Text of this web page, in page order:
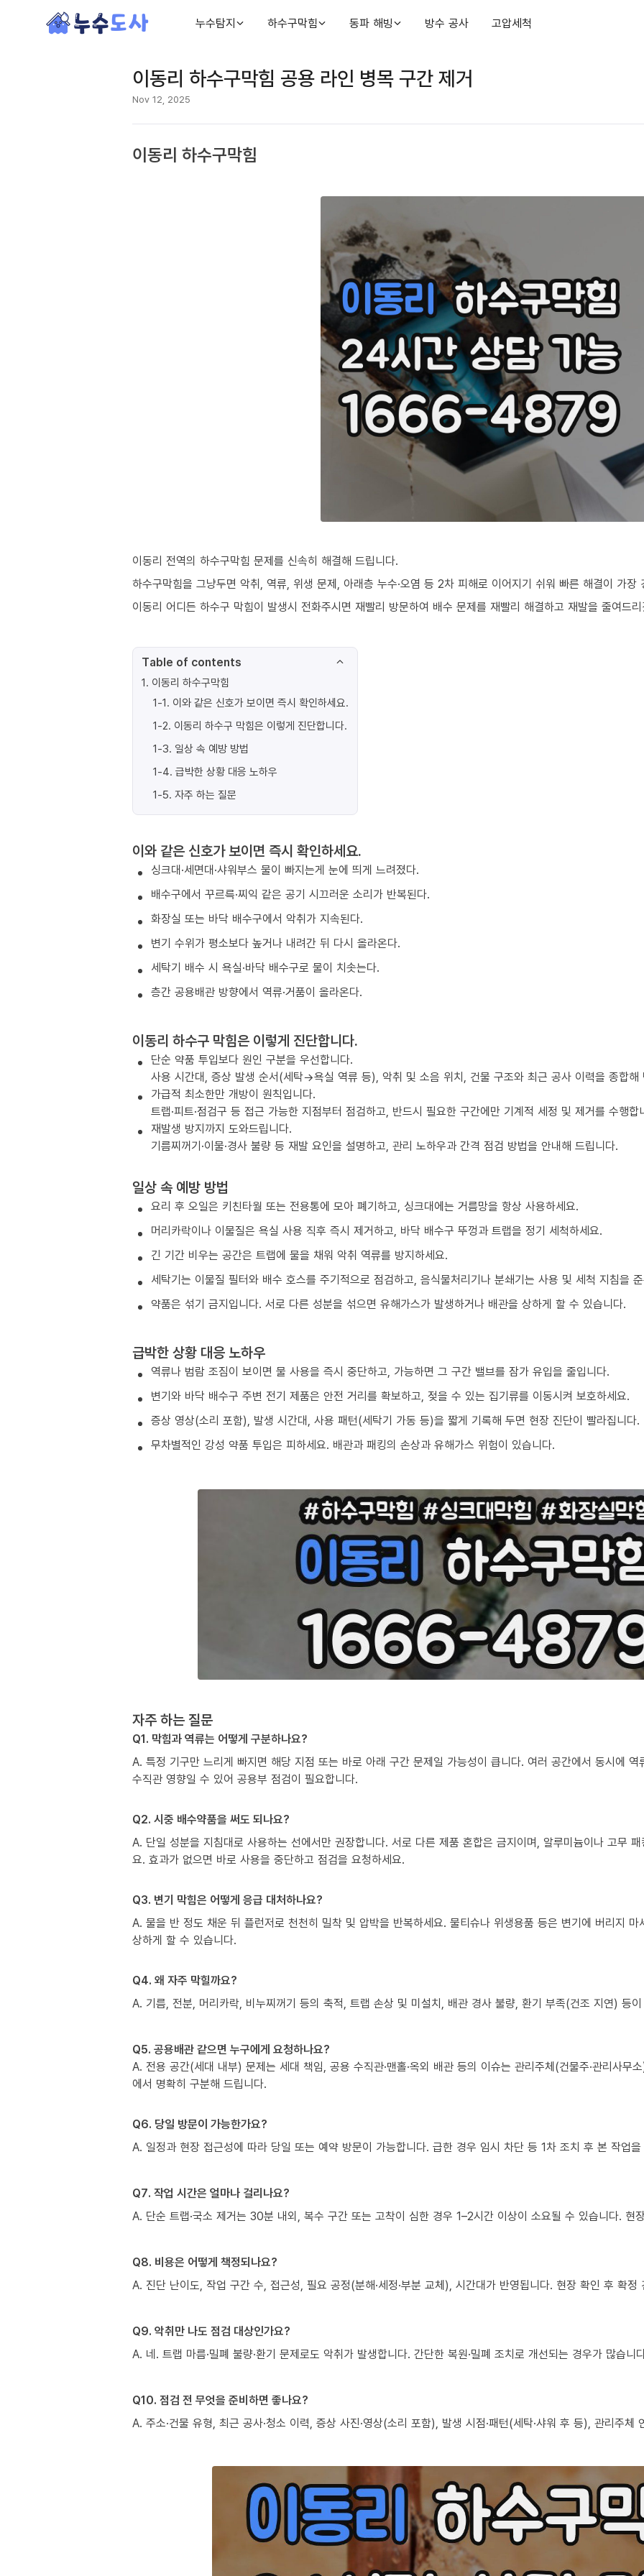
누수탐지 하수구막힘 동파 해빙 방수 공사 고압세척
이동리 하수구막힘 공용 라인 병목 구간 제거
Nov 12, 2025
이동리 하수구막힘
이동리 전역의 하수구막힘 문제를 신속히 해결해 드립니다.
하수구막힘을 그냥두면 악취, 역류, 위생 문제, 아래층 누수·오염 등 2차 피해로 이어지기 쉬워 빠른 해결이 가장
이동리 어디든 하수구 막힘이 발생시 전화주시면 재빨리 방문하여 배수 문제를 재빨리 해결하고 재발을 줄여드
Table of contents
1. 이동리 하수구막힘
1-1. 이와 같은 신호가 보이면 즉시 확인하세요.
1-2. 이동리 하수구 막힘은 이렇게 진단합니다.
1-3. 일상 속 예방 방법
1-4. 급박한 상황 대응 노하우
1-5. 자주 하는 질문
이와 같은 신호가 보이면 즉시 확인하세요.
싱크대·세면대·샤워부스 물이 빠지는게 눈에 띄게 느려졌다.
배수구에서 꾸르륵·찌익 같은 공기 시끄러운 소리가 반복된다.
화장실 또는 바닥 배수구에서 악취가 지속된다.
변기 수위가 평소보다 높거나 내려간 뒤 다시 올라온다.
세탁기 배수 시 욕실·바닥 배수구로 물이 치솟는다.
층간 공용배관 방향에서 역류·거품이 올라온다.
이동리 하수구 막힘은 이렇게 진단합니다.
단순 약품 투입보다 원인 구분을 우선합니다.
사용 시간대, 증상 발생 순서(세탁→욕실 역류 등), 악취 및 소음 위치, 건물 구조와 최근 공사 이력을 종합해
가급적 최소한만 개방이 원칙입니다.
트랩·피트·점검구 등 접근 가능한 지점부터 점검하고, 반드시 필요한 구간에만 기계적 세정 및 제거를 수행합
재발생 방지까지 도와드립니다.
기름찌꺼기·이물·경사 불량 등 재발 요인을 설명하고, 관리 노하우과 간격 점검 방법을 안내해 드립니다.
일상 속 예방 방법
요리 후 오일은 키친타월 또는 전용통에 모아 폐기하고, 싱크대에는 거름망을 항상 사용하세요.
머리카락이나 이물질은 욕실 사용 직후 즉시 제거하고, 바닥 배수구 뚜껑과 트랩을 정기 세척하세요.
긴 기간 비우는 공간은 트랩에 물을 채워 악취 역류를 방지하세요.
세탁기는 이물질 필터와 배수 호스를 주기적으로 점검하고, 음식물처리기나 분쇄기는 사용 및 세척 지침을
약품은 섞기 금지입니다. 서로 다른 성분을 섞으면 유해가스가 발생하거나 배관을 상하게 할 수 있습니다.
급박한 상황 대응 노하우
역류나 범람 조짐이 보이면 물 사용을 즉시 중단하고, 가능하면 그 구간 밸브를 잠가 유입을 줄입니다.
변기와 바닥 배수구 주변 전기 제품은 안전 거리를 확보하고, 젖을 수 있는 집기류를 이동시켜 보호하세요.
증상 영상(소리 포함), 발생 시간대, 사용 패턴(세탁기 가동 등)을 짧게 기록해 두면 현장 진단이 빨라집니다.
무차별적인 강성 약품 투입은 피하세요. 배관과 패킹의 손상과 유해가스 위험이 있습니다.
자주 하는 질문
Q1. 막힘과 역류는 어떻게 구분하나요?
A. 특정 기구만 느리게 빠지면 해당 지점 또는 바로 아래 구간 문제일 가능성이 큽니다. 여러 공간에서 동시에
수직관 영향일 수 있어 공용부 점검이 필요합니다.
Q2. 시중 배수약품을 써도 되나요?
A. 단일 성분을 지침대로 사용하는 선에서만 권장합니다. 서로 다른 제품 혼합은 금지이며, 알루미늄이나 고무
요. 효과가 없으면 바로 사용을 중단하고 점검을 요청하세요.
Q3. 변기 막힘은 어떻게 응급 대처하나요?
A. 물을 반 정도 채운 뒤 플런저로 천천히 밀착 및 압박을 반복하세요. 물티슈나 위생용품 등은 변기에 버리지
상하게 할 수 있습니다.
Q4. 왜 자주 막힐까요?
A. 기름, 전분, 머리카락, 비누찌꺼기 등의 축적, 트랩 손상 및 미설치, 배관 경사 불량, 환기 부족(건조 지연) 등
Q5. 공용배관 같으면 누구에게 요청하나요?
A. 전용 공간(세대 내부) 문제는 세대 책임, 공용 수직관·맨홀·옥외 배관 등의 이슈는 관리주체(건물주·관리사무
에서 명확히 구분해 드립니다.
Q6. 당일 방문이 가능한가요?
A. 일정과 현장 접근성에 따라 당일 또는 예약 방문이 가능합니다. 급한 경우 임시 차단 등 1차 조치 후 본 작업을
Q7. 작업 시간은 얼마나 걸리나요?
A. 단순 트랩·국소 제거는 30분 내외, 복수 구간 또는 고착이 심한 경우 1–2시간 이상이 소요될 수 있습니다. 현
Q8. 비용은 어떻게 책정되나요?
A. 진단 난이도, 작업 구간 수, 접근성, 필요 공정(분해·세정·부분 교체), 시간대가 반영됩니다. 현장 확인 후 확정
Q9. 악취만 나도 점검 대상인가요?
A. 네. 트랩 마름·밀폐 불량·환기 문제로도 악취가 발생합니다. 간단한 복원·밀폐 조치로 개선되는 경우가 많습니
Q10. 점검 전 무엇을 준비하면 좋나요?
A. 주소·건물 유형, 최근 공사·청소 이력, 증상 사진·영상(소리 포함), 발생 시점·패턴(세탁·샤워 후 등), 관리주체